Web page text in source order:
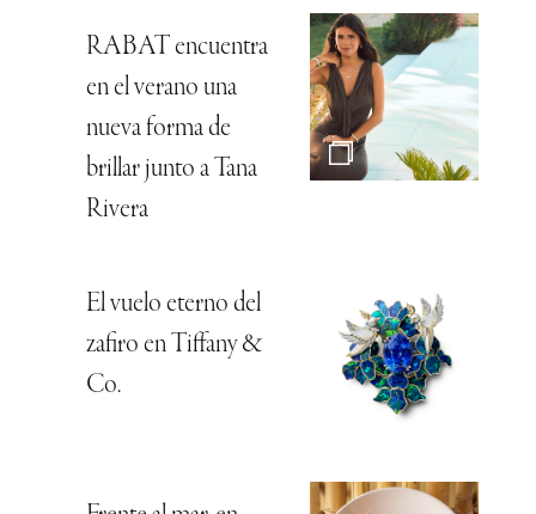
RABAT encuentra
en el verano una
nueva forma de
brillar junto a Tana
Rivera
El vuelo eterno del
zafiro en Tiffany &
Co.